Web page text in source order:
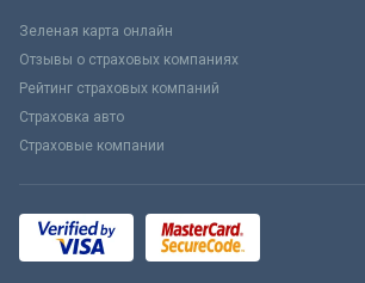
Зеленая карта онлайн
Отзывы о страховых компаниях
Рейтинг страховых компаний
Страховка авто
Страховые компании